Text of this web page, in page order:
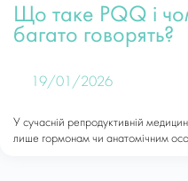
Що таке PQQ і
багато говорять?
19/01/2026
У сучасній репродуктивній
лише гормонам чи анатомічним